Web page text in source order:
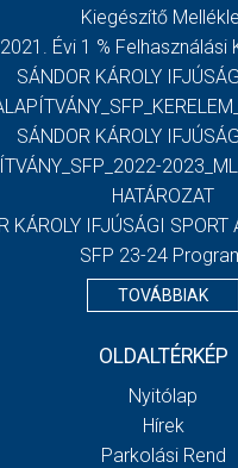
Kiegészítő
2021. Évi 1 % Felhasználási
SÁNDOR KÁROLY
SÁNDOR KÁROLY
HATÁROZAT
KÁROLY IFJÚSÁGI SPORT
SFP 23-24
TOVÁBBIAK
OLDALTÉRKÉP
Nyitólap
Hírek
Parkolási Rend